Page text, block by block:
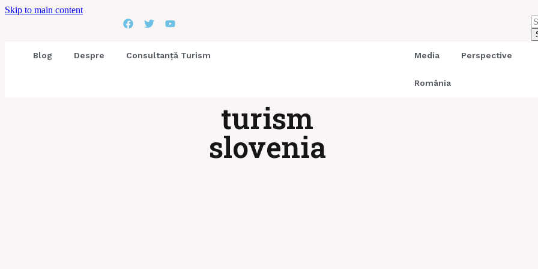
Skip to main content
Blog Despre Consultanță Turism Media Perspective
România
turism
slovenia